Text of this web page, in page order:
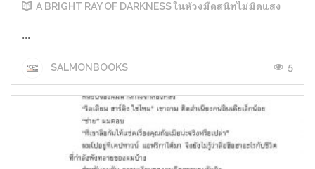
A BRIGHT RAY OF DARKNESS ในห้วงมืดสนิทไม่มิดแสง
...
SALMONBOOKS 5